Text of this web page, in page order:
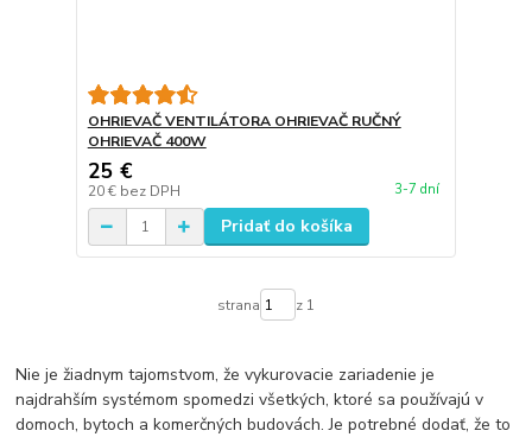
OHRIEVAČ VENTILÁTORA OHRIEVAČ RUČNÝ
OHRIEVAČ 400W
25 €
20 € bez DPH 3-7 dní
Pridať do košíka
strana z 1
Nie je žiadnym tajomstvom, že vykurovacie zariadenie je
najdrahším systémom spomedzi všetkých, ktoré sa používajú v
domoch, bytoch a komerčných budovách. Je potrebné dodať, že to